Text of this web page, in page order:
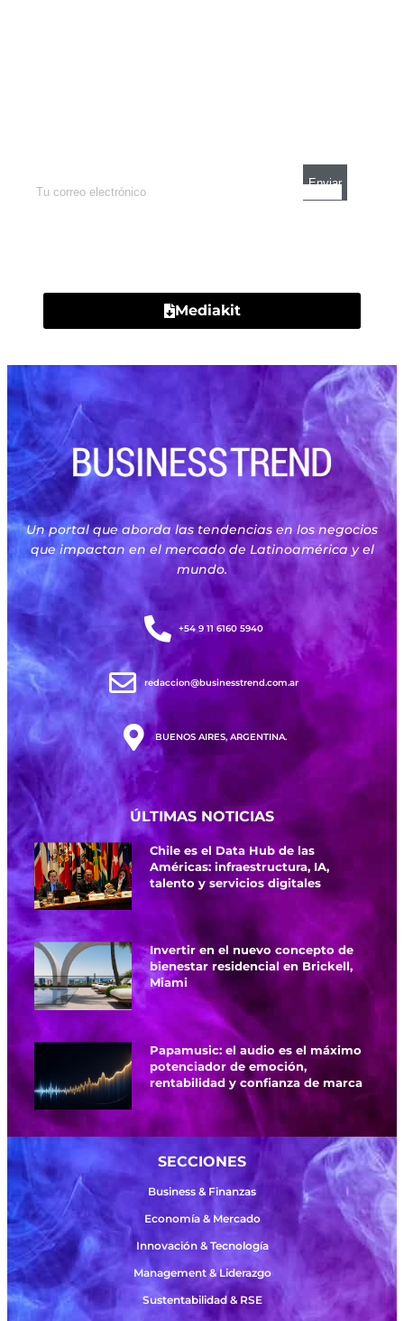
Mediakit
Un portal que aborda las tendencias en los negocios
que impactan en el mercado de Latinoamérica y el
mundo.
+54 9 11 6160 5940
redaccion@businesstrend.com.ar
BUENOS AIRES, ARGENTINA.
ÚLTIMAS NOTICIAS
Chile es el Data Hub de las
Américas: infraestructura, IA,
talento y servicios digitales
Invertir en el nuevo concepto de
bienestar residencial en Brickell,
Miami
Papamusic: el audio es el máximo
potenciador de emoción,
rentabilidad y confianza de marca
SECCIONES
Business & Finanzas
Economía & Mercado
Innovación & Tecnología
Management & Liderazgo
Sustentabilidad & RSE